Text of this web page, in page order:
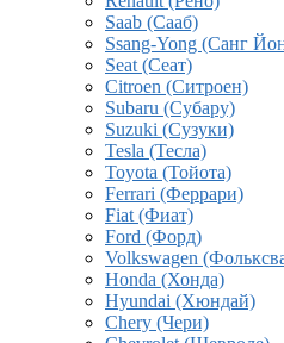
Saab (Сааб)
Ssang-Yong (Санг
Seat (Сеат)
Citroen (Ситроен)
Subaru (Субару)
Suzuki (Сузуки)
Tesla (Тесла)
Toyota (Тойота)
Ferrari (Феррари)
Fiat (Фиат)
Ford (Форд)
Volkswagen
Honda (Хонда)
Hyundai (Хюндай)
Chery (Чери)